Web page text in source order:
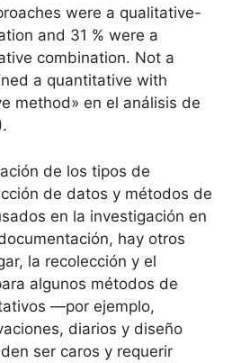
were a qualitative-
and 31 % were a
combination. Not a
a quantitative with
method» en el análisis de
de los tipos de
de datos y métodos de
en la investigación en
hay otros
la recolección y el
algunos métodos de
—por ejemplo,
diarios y diseño
ser caros y requerir